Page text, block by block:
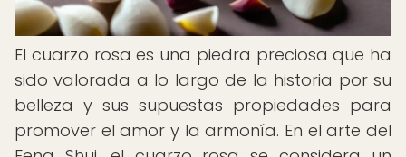
El cuarzo rosa es una piedra preciosa que ha
sido valorada a lo largo de la historia por su
belleza y sus supuestas propiedades para
promover el amor y la armonía. En el arte del